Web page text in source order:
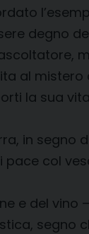
degno
al mistero
la sua
in segno
pace col
e del vino
segno